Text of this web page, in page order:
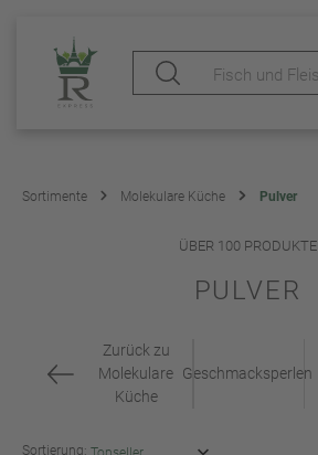
Sortimente Molekulare Küche Pulver
ÜBER 100 PRODUKTE
PULVER
Zurück zu
Molekulare
Küche
Geschmacksperlen
Sortierung: